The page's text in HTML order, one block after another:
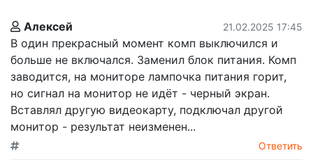
Алексей 21.02.2025 17:45
В один прекрасный момент комп выключился и
больше не включался. Заменил блок питания. Комп
заводится, на мониторе лампочка питания горит,
но сигнал на монитор не идёт - черный экран.
Вставлял другую видеокарту, подключал другой
монитор - результат неизменен...
Ответить